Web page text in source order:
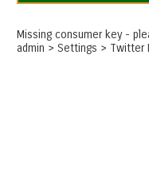
Missing consumer key -
admin > Settings > Twitter